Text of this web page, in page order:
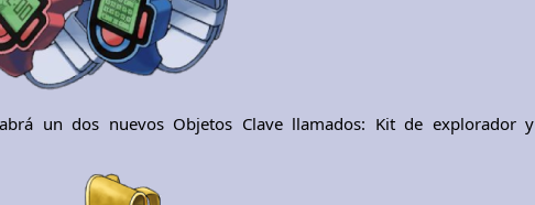
un dos nuevos Objetos Clave llamados: Kit de explorador y